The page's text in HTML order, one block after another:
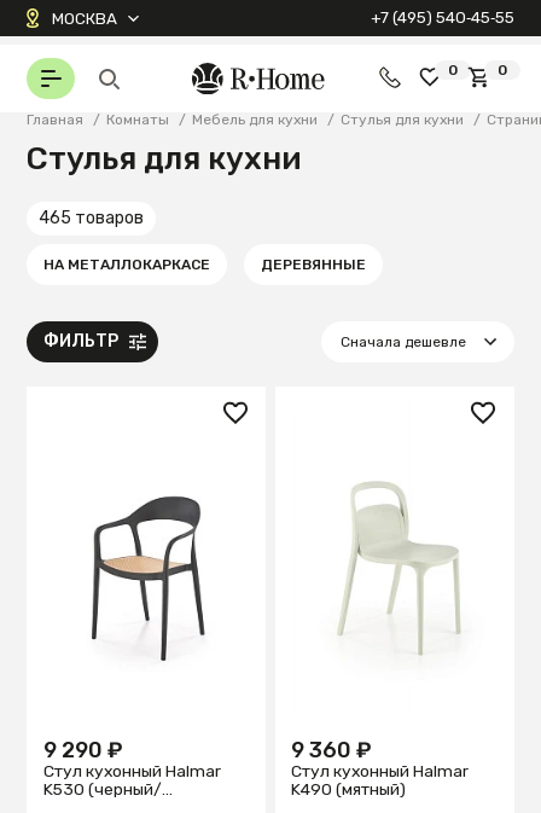
МОСКВА +7 (495) 540‑45‑55
0 0
Главная / Комнаты / Мебель для кухни / Стулья для кухни /
Стулья для кухни
465 товаров
НА МЕТАЛЛОКАРКАСЕ ДЕРЕВЯННЫЕ
ФИЛЬТР
9 290 ₽
Стул кухонный Halmar
K530 (черный/
9 360 ₽
Стул кухонный Halmar
K490 (мятный)